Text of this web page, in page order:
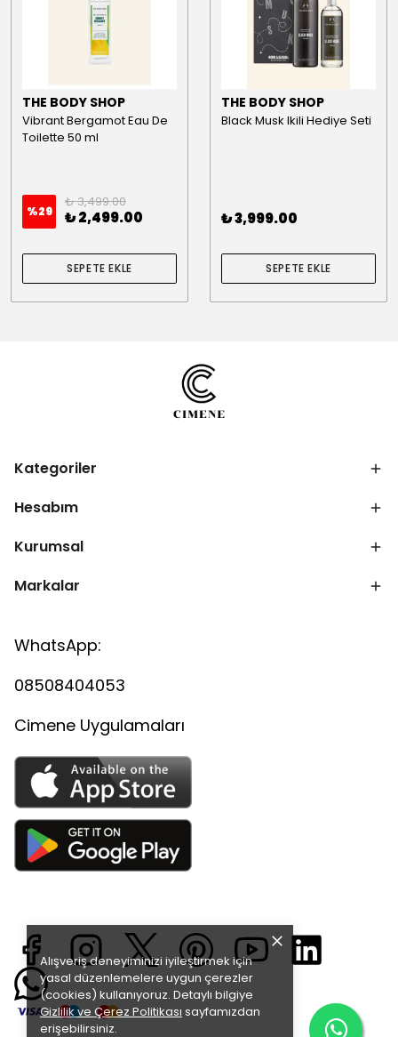
Alışveriş deneyiminizi iyileştirmek için
yasal düzenlemelere uygun çerezler
(cookies) kullanıyoruz. Detaylı bilgiye
Gizlilik ve Çerez Politikası sayfamızdan
erişebilirsiniz.
THE BODY SHOP
Vibrant Bergamot Eau De
Toilette 50 ml
%29
₺ 3,499.00
₺ 2,499.00
SEPETE EKLE
THE BODY SHOP
Black Musk Ikili Hediye Seti
₺ 3,999.00
SEPETE EKLE
Kategoriler
Hesabım
Kurumsal
Markalar
WhatsApp:
08508404053
Cimene Uygulamaları